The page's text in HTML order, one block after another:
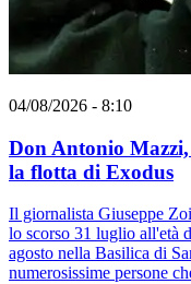
04/08/2026 - 8:10
Don Antonio
la flotta di Exodus
Il giornalista Giuseppe
lo scorso 31 luglio all'età
agosto nella Basilica di
numerosissime persone